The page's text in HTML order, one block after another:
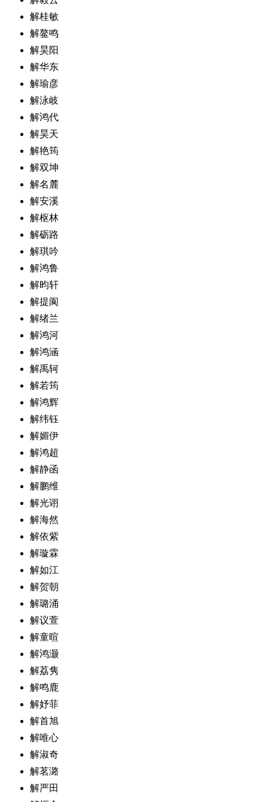
解桂敏
解鳌鸣
解昊阳
解华东
解瑜彦
解泳岐
解鸿代
解昊天
解艳筠
解双坤
解名麓
解安溪
解枢林
解砺路
解琪吟
解鸿鲁
解昀轩
解提阆
解绪兰
解鸿河
解鸿涵
解禹轲
解若筠
解鸿辉
解纬钰
解媚伊
解鸿超
解静函
解鹏维
解光诩
解海然
解依紫
解璇霖
解如江
解贺朝
解璐涌
解议萱
解童暄
解鸿灏
解荔隽
解鸣鹿
解妤菲
解首旭
解唯心
解淑奇
解茗潞
解严田